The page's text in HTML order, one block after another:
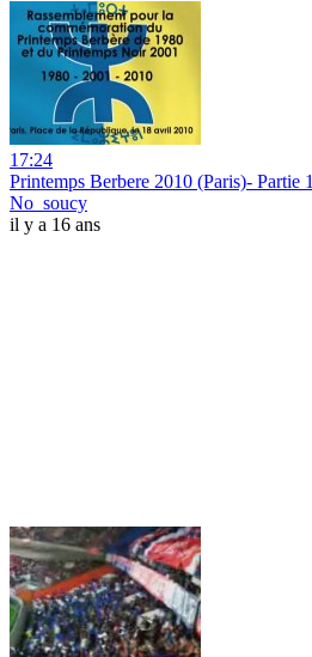
17:24
Printemps Berbere 2010 (Paris)- Partie 1
No_soucy
il y a 16 ans